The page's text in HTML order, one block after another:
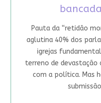
Pauta da “retidão
aglutina 40% dos
igrejas
terreno de devastação
com a política. Mas